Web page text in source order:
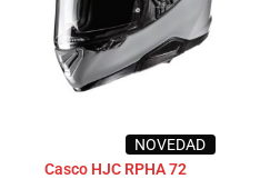
NOVEDAD
Casco HJC RPHA 72